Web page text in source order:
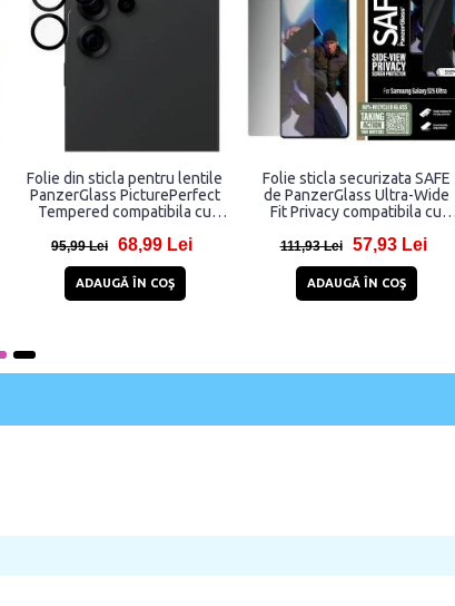
Folie din sticla pentru lentile
PanzerGlass PicturePerfect
Tempered compatibila cu
Transparent
95,99 Lei 68,99 Lei
ADAUGĂ ÎN COŞ
Folie sticla securizata SAFE
de PanzerGlass Ultra-Wide
Fit Privacy compatibila cu
Negru
111,93 Lei 57,93 Lei
ADAUGĂ ÎN COŞ